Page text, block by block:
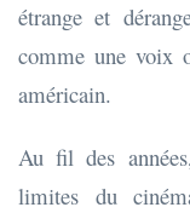
étrange et
comme une voix
américain.
Au fil des
limites du